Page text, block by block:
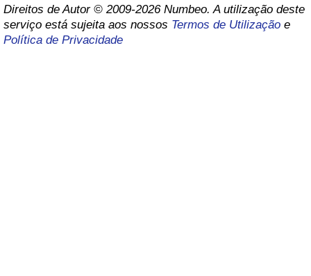
Direitos de Autor © 2009-2026 Numbeo. A utilização deste
serviço está sujeita aos nossos Termos de Utilização e
Política de Privacidade
Indicador de Saúde (Atual)